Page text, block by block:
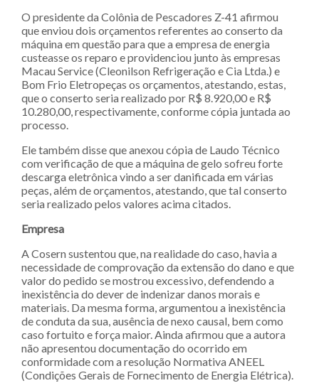
O presidente da Colônia de Pescadores Z-41 afirmou
que enviou dois orçamentos referentes ao conserto da
máquina em questão para que a empresa de energia
custeasse os reparo e providenciou junto às empresas
Macau Service (Cleonilson Refrigeração e Cia Ltda.) e
Bom Frio Eletropeças os orçamentos, atestando, estas,
que o conserto seria realizado por R$ 8.920,00 e R$
10.280,00, respectivamente, conforme cópia juntada ao
processo.
Ele também disse que anexou cópia de Laudo Técnico
com verificação de que a máquina de gelo sofreu forte
descarga eletrônica vindo a ser danificada em várias
peças, além de orçamentos, atestando, que tal conserto
seria realizado pelos valores acima citados.
Empresa
A Cosern sustentou que, na realidade do caso, havia a
necessidade de comprovação da extensão do dano e que
valor do pedido se mostrou excessivo, defendendo a
inexistência do dever de indenizar danos morais e
materiais. Da mesma forma, argumentou a inexistência
de conduta da sua, ausência de nexo causal, bem como
caso fortuito e força maior. Ainda afirmou que a autora
não apresentou documentação do ocorrido em
conformidade com a resolução Normativa ANEEL
(Condições Gerais de Fornecimento de Energia Elétrica).